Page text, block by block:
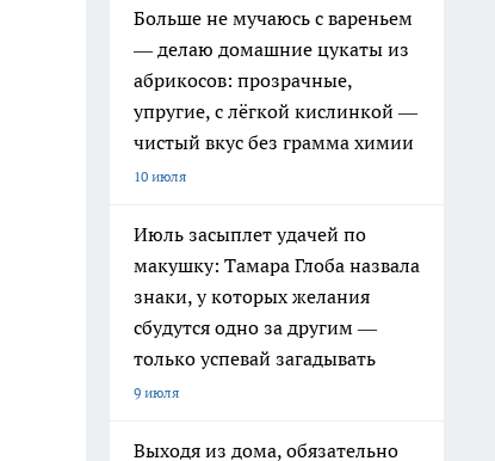
Больше не мучаюсь с вареньем
— делаю домашние цукаты из
абрикосов: прозрачные,
упругие, с лёгкой кислинкой —
чистый вкус без грамма химии
10 июля
Июль засыплет удачей по
макушку: Тамара Глоба назвала
знаки, у которых желания
сбудутся одно за другим —
только успевай загадывать
9 июля
Выходя из дома, обязательно